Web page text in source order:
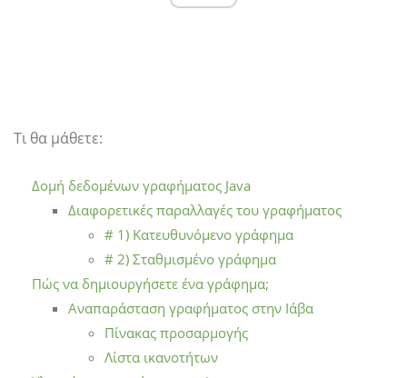
Τι θα μάθετε:
Δομή δεδομένων γραφήματος Java
Διαφορετικές παραλλαγές του γραφήματος
# 1) Κατευθυνόμενο γράφημα
# 2) Σταθμισμένο γράφημα
Πώς να δημιουργήσετε ένα γράφημα;
Αναπαράσταση γραφήματος στην Ιάβα
Πίνακας προσαρμογής
Λίστα ικανοτήτων